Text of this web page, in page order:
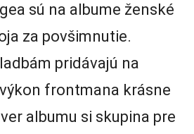
sú na albume ženské
za povšimnutie.
pridávajú na
frontmana krásne
albumu si skupina pre